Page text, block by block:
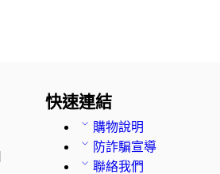
快速連結
購物說明
防詐騙宣導
聯絡我們